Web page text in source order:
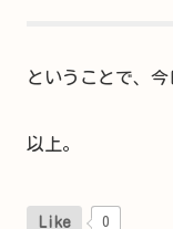
ということで、今
以上。
Like 0